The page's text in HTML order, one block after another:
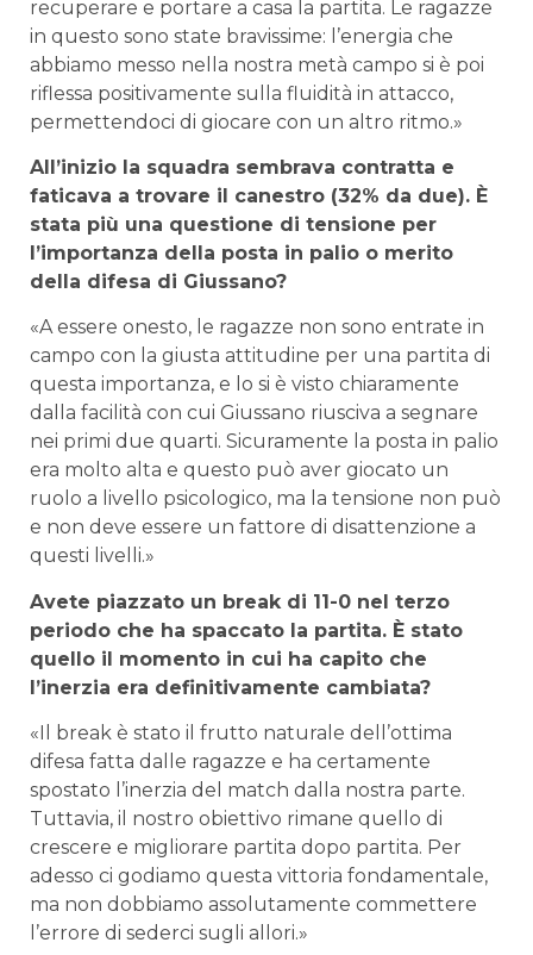
recuperare e portare a casa la partita. Le ragazze
in questo sono state bravissime: l’energia che
abbiamo messo nella nostra metà campo si è poi
riflessa positivamente sulla fluidità in attacco,
permettendoci di giocare con un altro ritmo.»
All’inizio la squadra sembrava contratta e
faticava a trovare il canestro (32% da due). È
stata più una questione di tensione per
l’importanza della posta in palio o merito
della difesa di Giussano?
«A essere onesto, le ragazze non sono entrate in
campo con la giusta attitudine per una partita di
questa importanza, e lo si è visto chiaramente
dalla facilità con cui Giussano riusciva a segnare
nei primi due quarti. Sicuramente la posta in palio
era molto alta e questo può aver giocato un
ruolo a livello psicologico, ma la tensione non può
e non deve essere un fattore di disattenzione a
questi livelli.»
Avete piazzato un break di 11-0 nel terzo
periodo che ha spaccato la partita. È stato
quello il momento in cui ha capito che
l’inerzia era definitivamente cambiata?
«Il break è stato il frutto naturale dell’ottima
difesa fatta dalle ragazze e ha certamente
spostato l’inerzia del match dalla nostra parte.
Tuttavia, il nostro obiettivo rimane quello di
crescere e migliorare partita dopo partita. Per
adesso ci godiamo questa vittoria fondamentale,
ma non dobbiamo assolutamente commettere
l’errore di sederci sugli allori.»